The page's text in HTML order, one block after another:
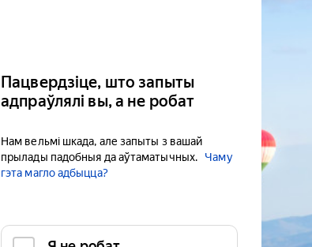
Пацвердзіце, што запыты
адпраўлялі вы, а не робат
Нам вельмі шкада, але запыты з вашай
прылады падобныя да аўтаматычных.
Чаму
гэта магло адбыцца?